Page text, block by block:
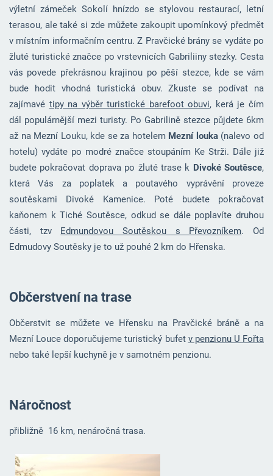
výletní zámeček Sokolí hnízdo se stylovou restaurací, letní
terasou, ale také si zde můžete zakoupit upomínkový předmět
v místním informačním centru. Z Pravčické brány se vydáte po
žluté turistické značce po vrstevnicích Gabriliiny stezky. Cesta
vás povede překrásnou krajinou po pěší stezce, kde se vám
bude hodit vhodná turistická obuv. Zkuste se podívat na
zajímavé tipy na výběr turistické barefoot obuvi, kerá je čím
dál populárnější mezi turisty. Po Gabrilině stezce půjdete 6km
až na Mezní Louku, kde se za hotelem Mezní louka(nalevo od
hotelu) vydáte po modré značce stoupáním Ke Strži. Dále již
budete pokračovat doprava po žluté trase k Divoké Soutěsce,
která Vás za poplatek a poutavého vyprávění proveze
soutěskami Divoké Kamenice. Poté budete pokračovat
kaňonem k Tiché Soutěsce, odkud se dále poplavíte druhou
části, tzv Edmundovou Soutěskou s Převozníkem. Od
Edmudovy Soutěsky je to už pouhé 2 km do Hřenska.
Občerstvení na trase
Občerstvit se můžete ve Hřensku na Pravčické bráně a na
Mezní Louce doporučujeme turistický bufet v penzionu U Fořta
nebo také lepší kuchyně je v samotném penzionu.
Náročnost
přibližně 16 km, nenáročná trasa.